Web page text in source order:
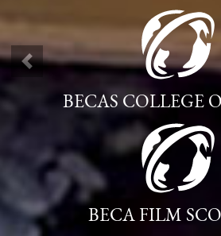
BECAS COLLEGE
BECA FILM
ANTERIOR